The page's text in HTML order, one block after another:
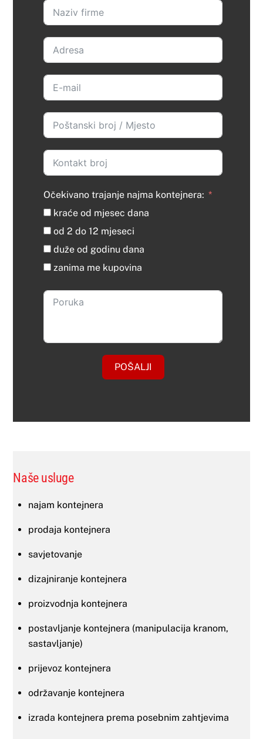
Očekivano trajanje najma kontejnera:
kraće od mjesec dana
od 2 do 12 mjeseci
duže od godinu dana
zanima me kupovina
POŠALJI
Naše usluge
najam kontejnera
prodaja kontejnera
savjetovanje
dizajniranje kontejnera
proizvodnja kontejnera
postavljanje kontejnera (manipulacija kranom,
sastavljanje)
prijevoz kontejnera
održavanje kontejnera
izrada kontejnera prema posebnim zahtjevima